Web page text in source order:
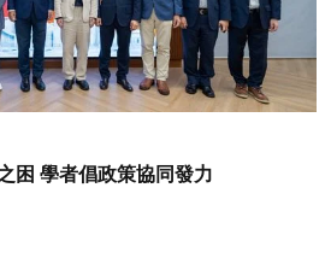
困 學者倡政策協同發力